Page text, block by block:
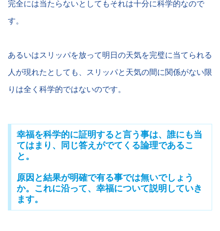
完全には当たらないとしてもそれは十分に科学的なので
す。
あるいはスリッパを放って明日の天気を完璧に当てられる
人が現れたとしても、スリッパと天気の間に関係がない限
りは全く科学的ではないのです。
幸福を科学的に証明すると言う事は、誰にも当
てはまり、同じ答えがでてくる論理であるこ
と。
原因と結果が明確で有る事では無いでしょう
か。これに沿って、幸福について説明していき
ます。